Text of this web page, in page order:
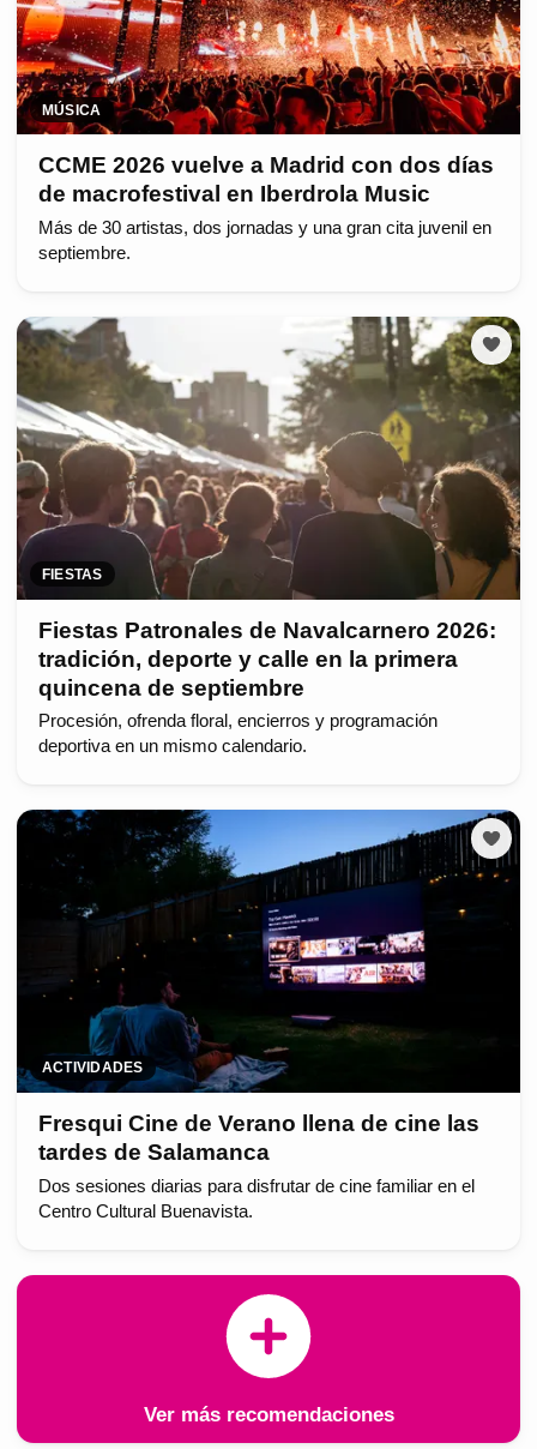
MÚSICA
CCME 2026 vuelve a Madrid con dos días
de macrofestival en Iberdrola Music
Más de 30 artistas, dos jornadas y una gran cita juvenil en
septiembre.
FIESTAS
Fiestas Patronales de Navalcarnero 2026:
tradición, deporte y calle en la primera
quincena de septiembre
Procesión, ofrenda floral, encierros y programación
deportiva en un mismo calendario.
ACTIVIDADES
Fresqui Cine de Verano llena de cine las
tardes de Salamanca
Dos sesiones diarias para disfrutar de cine familiar en el
Centro Cultural Buenavista.
Ver más recomendaciones